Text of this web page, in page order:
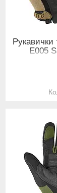
Рукавички
E005